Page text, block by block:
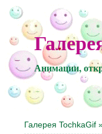
Анимации,
Галерея TochkaGif